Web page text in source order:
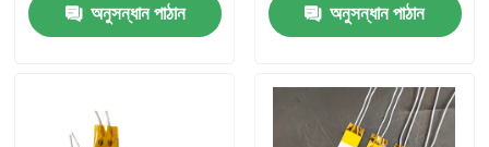
বাড়ি
অনুসন্ধান পাঠান অনুসন্ধান পাঠান